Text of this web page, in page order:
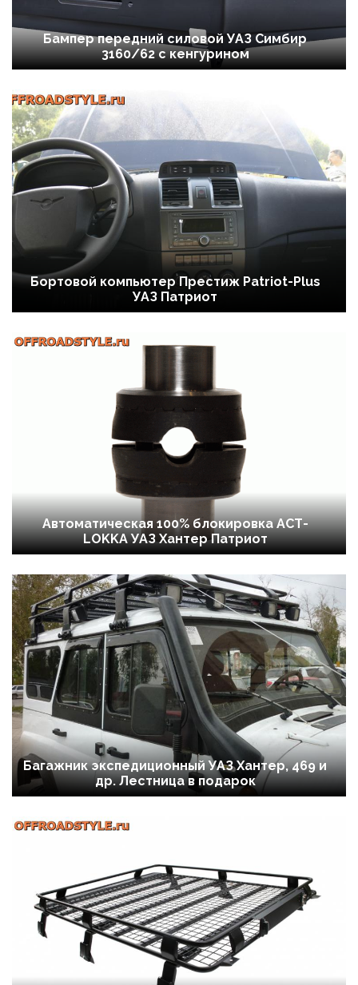
Бампер передний силовой УАЗ Симбир
3160/62 с кенгурином
Бортовой компьютер Престиж Patriot-Plus
УАЗ Патриот
Автоматическая 100% блокировка АСТ-
LOKKA УАЗ Хантер Патриот
Багажник экспедиционный УАЗ Хантер, 469 и
др. Лестница в подарок